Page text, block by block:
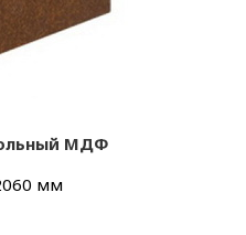
МДФ
мм